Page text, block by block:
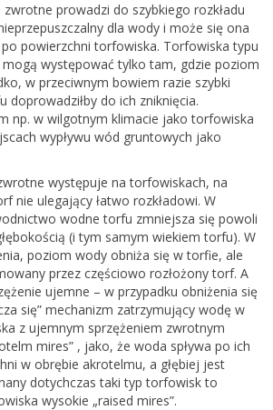
prowadzi do szybkiego rozkładu
dla wody i może się ona
powierzchni torfowiska. Torfowiska typu
mogą występować tylko tam, gdzie poziom
w przeciwnym bowiem razie szybki
doprowadziłby do ich zniknięcia.
np. w wilgotnym klimacie jako torfowiska
wypływu wód gruntowych jako
występuje na torfowiskach, na
nie ulegający łatwo rozkładowi. W
wodne torfu zmniejsza się powoli
(i tym samym wiekiem torfu). W
poziom wody obniża się w torfie, ale
przez częściowo rozłożony torf. A
ujemne – w przypadku obniżenia się
się” mechanizm zatrzymujący wodę w
z ujemnym sprzężeniem zwrotnym
mires” , jako, że woda spływa po ich
w obrębie akrotelmu, a głębiej jest
dotychczas taki typ torfowisk to
wysokie „raised mires”.